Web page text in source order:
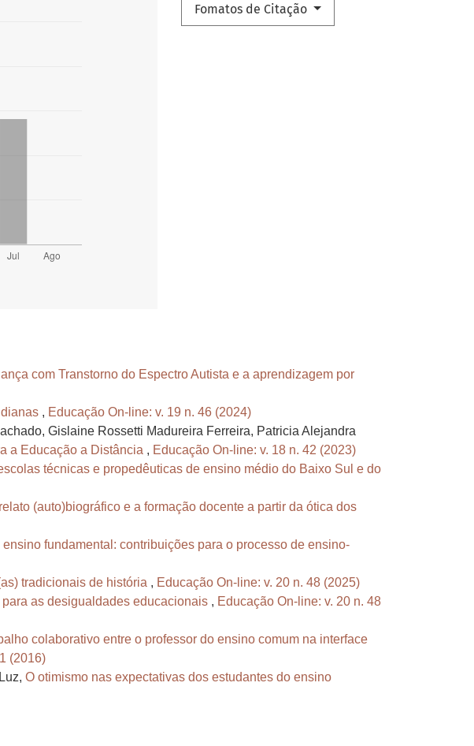
Fomatos de Citação
com Transtorno do Espectro Autista e a aprendizagem por
, Educação On-line: v. 19 n. 46 (2024)
Gislaine Rossetti Madureira Ferreira, Patricia Alejandra
a Educação a Distância , Educação On-line: v. 18 n. 42 (2023)
técnicas e propedêuticas de ensino médio do Baixo Sul e do
(auto)biográfico e a formação docente a partir da ótica dos
fundamental: contribuições para o processo de ensino-
tradicionais de história , Educação On-line: v. 20 n. 48 (2025)
as desigualdades educacionais , Educação On-line: v. 20 n. 48
colaborativo entre o professor do ensino comum na interface
(2016)
O otimismo nas expectativas dos estudantes do ensino